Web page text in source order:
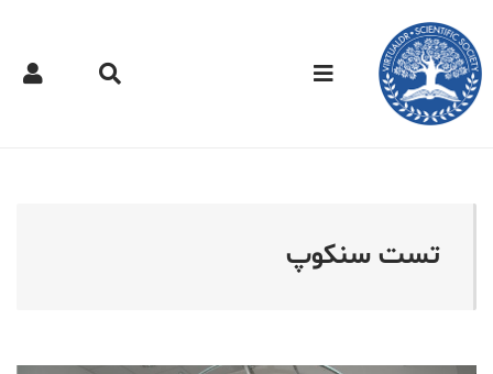
دکتر مجازی - تست سنکوپ
تست سنکوپ